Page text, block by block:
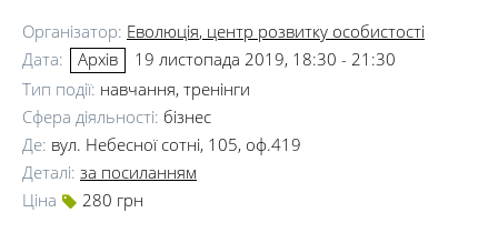
Організатор: Еволюція, центр розвитку особистості
Дата:
Архів
19 листопада 2019, 18:30 - 21:30
Тип події: навчання, тренінги
Сфера діяльності: бізнес
Де: вул. Небесної сотні, 105, оф.419
Деталі: за посиланням
Ціна
280 грн